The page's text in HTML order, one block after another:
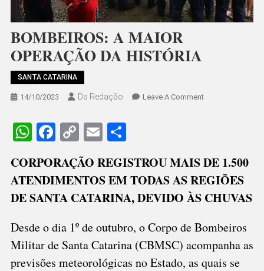
BOMBEIROS: A MAIOR
OPERAÇÃO DA HISTÓRIA
SANTA CATARINA
14/10/2023 Da Redação Leave A CommentOn
DA
HISTÓRIA
WhatsApp
Facebook
Copy
Link
EmailShare
CORPORAÇÃO REGISTROU MAIS DE 1.500
ATENDIMENTOS EM TODAS AS REGIÕES
DE SANTA CATARINA, DEVIDO ÀS CHUVAS
Desde o dia 1º de outubro, o Corpo de Bombeiros
Militar de Santa Catarina (CBMSC) acompanha as
previsões meteorológicas no Estado, as quais se